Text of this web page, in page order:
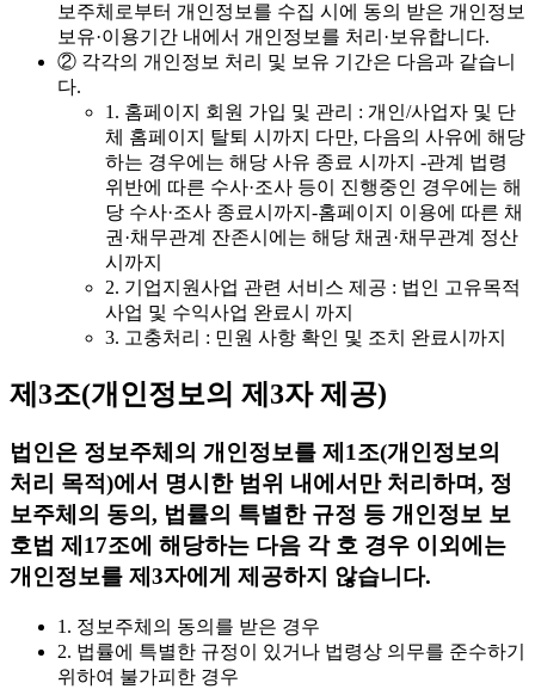
보주체로부터 개인정보를 수집 시에 동의 받은 개인정보
보유·이용기간 내에서 개인정보를 처리·보유합니다.
② 각각의 개인정보 처리 및 보유 기간은 다음과 같습니
다.
1. 홈페이지 회원 가입 및 관리 : 개인/사업자 및 단
체 홈페이지 탈퇴 시까지 다만, 다음의 사유에 해당
하는 경우에는 해당 사유 종료 시까지 -관계 법령
위반에 따른 수사·조사 등이 진행중인 경우에는 해
당 수사·조사 종료시까지-홈페이지 이용에 따른 채
권·채무관계 잔존시에는 해당 채권·채무관계 정산
시까지
2. 기업지원사업 관련 서비스 제공 : 법인 고유목적
사업 및 수익사업 완료시 까지
3. 고충처리 : 민원 사항 확인 및 조치 완료시까지
제3조(개인정보의 제3자 제공)
법인은 정보주체의 개인정보를 제1조(개인정보의
처리 목적)에서 명시한 범위 내에서만 처리하며, 정
보주체의 동의, 법률의 특별한 규정 등 개인정보 보
호법 제17조에 해당하는 다음 각 호 경우 이외에는
개인정보를 제3자에게 제공하지 않습니다.
1. 정보주체의 동의를 받은 경우
2. 법률에 특별한 규정이 있거나 법령상 의무를 준수하기
위하여 불가피한 경우